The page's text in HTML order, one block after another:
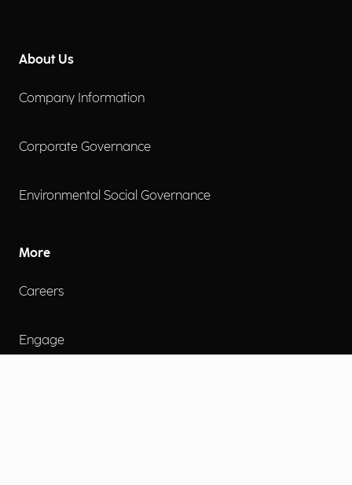
About Us
Company Information
Corporate Governance
Environmental Social Governance
More
Careers
Engage